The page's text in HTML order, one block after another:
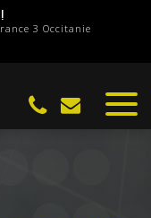
3 Occitanie